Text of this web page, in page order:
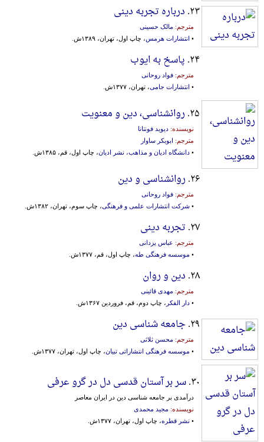
۲۳. درباره تجربه دینی
مترجم: مالک حسینی
• انتشارات هرمس، چاپ اول، تهران، ۱۳۸۹ش.
۲۴. پاسخ به ایوب
مترجم: فواد روحانی
• انتشارات جامی، تهران، ۱۳۷۷ش.
۲۵. روانشناسی، دین و معنویت
نویسنده: دیوید فونتانا
مترجم: ابوبکر ساوار
• دانشگاه ادیان و مذاهب، نشر ادیان، چاپ اول، قم، ۱۳۸۵ش.
۲۶. روانشناسی و دین
مترجم: فواد روحانی
• شرکت انتشارات علمی و فرهنگی، چاپ سوم، تهران، ۱۳۸۲ش.
۲۷. تجربه دینی
مترجم: عباس یزدانی
• موسسه فرهنگی طه، چاپ اول، قم، ۱۳۷۷ش.
۲۸. دین و روان
مترجم: مهدی قائینی
• دار الفکر ، چاپ دوم، قم، فروردین ۱۳۶۷ش.
۲۹. جامعه شناسی دین
مترجم: محسن ثلاثی
• موسسه فرهنگی انتشاراتی تبیان، چاپ اول، تهران، ۱۳۷۷ش.
۳۰. سر بر آستان قدسی دل در گرو عرفی
درآمدی بر جامعه شناسی دین در ایران معاصر
نویسنده: مجید محمدی
• نشر قطره، چاپ اول، تهران، ۱۳۷۷ش.